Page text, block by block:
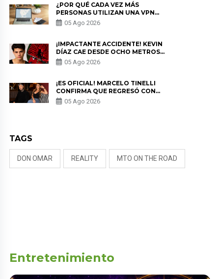
¿POR QUÉ CADA VEZ MÁS
PERSONAS UTILIZAN UNA VPN
PARA PROTEGER SU
PRIVACIDAD?
05 Ago 2026
¡IMPACTANTE ACCIDENTE! KEVIN
DÍAZ CAE DESDE OCHO METROS
EN “ESTO ES GUERRA” Y GENERA
PREOCUPACIÓN
05 Ago 2026
¡ES OFICIAL! MARCELO TINELLI
CONFIRMA QUE REGRESÓ CON
MILETT FIGUEROA: “EL AMOR
PUDO MÁS”
05 Ago 2026
TAGS
DON OMAR REALITY MTO ON THE ROAD
Entretenimiento